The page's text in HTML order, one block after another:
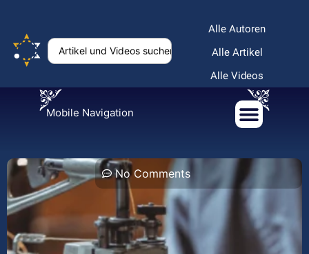
Alle Autoren
Alle Artikel
Alle Videos
Mobile Navigation
No Comments